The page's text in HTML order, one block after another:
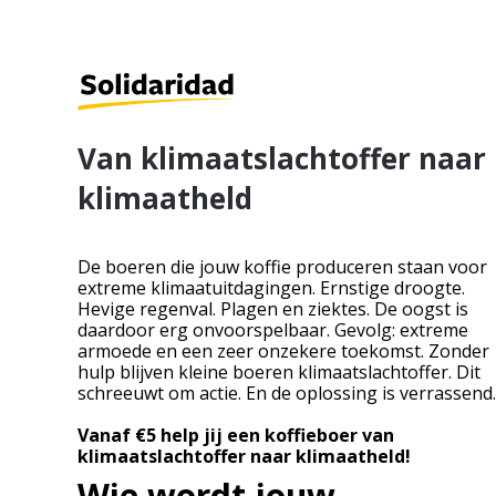
Van klimaatslachtoffer naar
klimaatheld
De boeren die jouw koffie produceren staan voor
extreme klimaatuitdagingen. Ernstige droogte.
Hevige regenval. Plagen en ziektes. De oogst is
daardoor erg onvoorspelbaar. Gevolg: extreme
armoede en een zeer onzekere toekomst. Zonder
hulp blijven kleine boeren klimaatslachtoffer. Dit
schreeuwt om actie. En de oplossing is verrassend.
Vanaf €5 help jij een koffieboer van
klimaatslachtoffer naar klimaatheld!